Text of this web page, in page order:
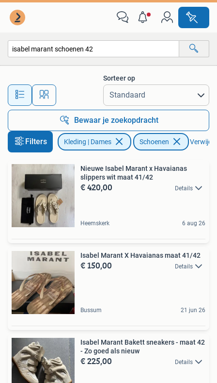
Alle afstanden…
Sorteer op
Bewaar je zoekopdracht
Filters Kleding | Dames Schoenen
Nieuwe Isabel Marant x Havaianas
slippers wit maat 41/42
€ 420,00 Details
Heemskerk 6 aug 26
Isabel Marant X Havaianas maat 41/42
€ 150,00 Details
Bussum 21 jun 26
Isabel Marant Bakett sneakers - maat 42
- Zo goed als nieuw
€ 225,00 Details